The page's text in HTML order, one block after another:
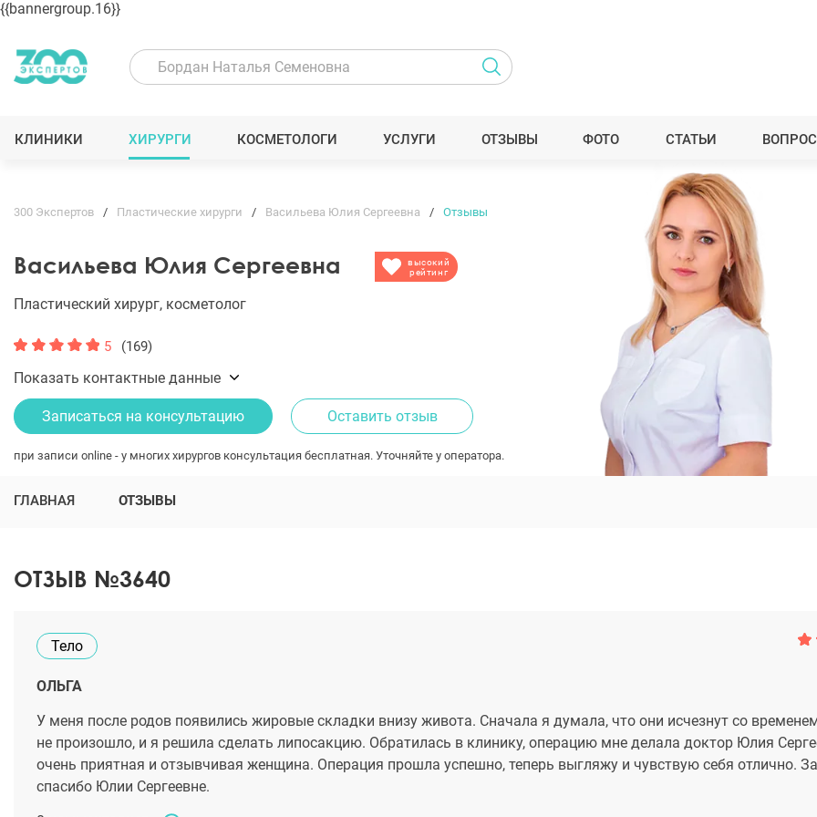
{{bannergroup.16}}
КЛИНИКИ ХИРУРГИ КОСМЕТОЛОГИ УСЛУГИ ОТЗЫВЫ ФОТО СТАТЬИ
300 Экспертов Пластические хирурги Васильева Юлия Сергеевна Отзывы
Васильева Юлия Сергеевна
высокий
рейтинг
Пластический хирург, косметолог
5 (169)
Показать контактные данные
Записаться на консультацию Оставить отзыв
при записи online - у многих хирургов консультация бесплатная. Уточняйте у оператора.
ГЛАВНАЯ ОТЗЫВЫ
ОТЗЫВ №3640
Тело
ОЛЬГА
У меня после родов появились жировые складки внизу живота. Сначала я думала, что они исчезнут со
не произошло, и я решила сделать липосакцию. Обратилась в клинику, операцию мне делала доктор Юлия
очень приятная и отзывчивая женщина. Операция прошла успешно, теперь выгляжу и чувствую себя отлично.
спасибо Юлии Сергеевне.